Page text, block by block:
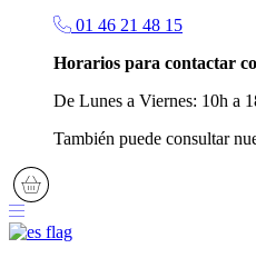
01 46 21 48 15
Horarios para contactar
De Lunes a Viernes: 10h a
También puede consultar